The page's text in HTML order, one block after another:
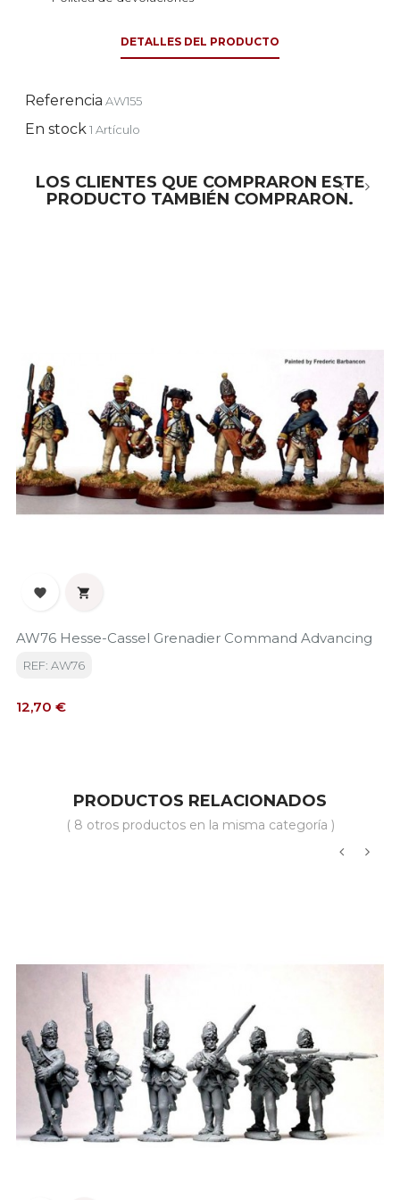
DETALLES DEL PRODUCTO
Referencia AW155
En stock1 Artículo
LOS CLIENTES QUE COMPRARON ESTE
PRODUCTO TAMBIÉN COMPRARON.
 
AW76 Hesse-Cassel Grenadier Command Advancing
REF: AW76
Precio
12,70 €
PRODUCTOS RELACIONADOS
( 8 otros productos en la misma categoría )